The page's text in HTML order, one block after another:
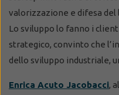
valorizzazione e difesa del
Lo sviluppo lo fanno i
strategico, convinto che
dello sviluppo industriale,
Enrica Acuto Jacobacci,